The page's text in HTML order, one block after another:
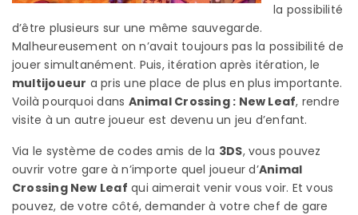
la possibilité
d’être plusieurs sur une même sauvegarde.
Malheureusement on n’avait toujours pas la possibilité de
jouer simultanément. Puis, itération après itération, le
multijoueur a pris une place de plus en plus importante.
Voilà pourquoi dans Animal Crossing : New Leaf, rendre
visite à un autre joueur est devenu un jeu d’enfant.
Via le système de codes amis de la 3DS, vous pouvez
ouvrir votre gare à n’importe quel joueur d’Animal
Crossing New Leaf qui aimerait venir vous voir. Et vous
pouvez, de votre côté, demander à votre chef de gare